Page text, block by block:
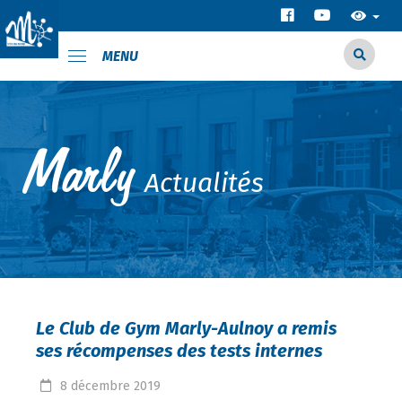
MENU
Actualités
Le Club de Gym Marly-Aulnoy a remis
ses récompenses des tests internes
8 décembre 2019